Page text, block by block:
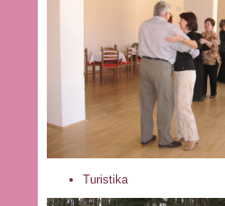
Turistika